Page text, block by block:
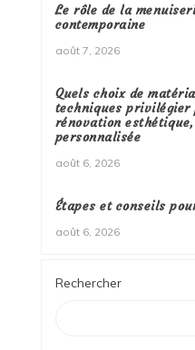
Le rôle de la
contemporaine
août 7, 2026
Quels choix de
techniques privilégier
rénovation
personnalisée
août 6, 2026
Étapes et conseils
août 6, 2026
Rechercher